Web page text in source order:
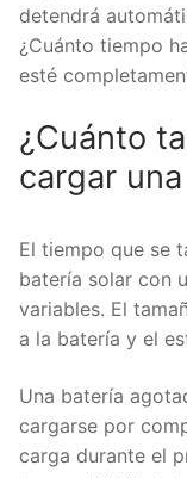
detendrá
¿Cuánto tiempo
esté
¿Cuánto
cargar
El tiempo que se
batería solar con
variables. El
a la batería y el
Una batería
cargarse por
carga durante el